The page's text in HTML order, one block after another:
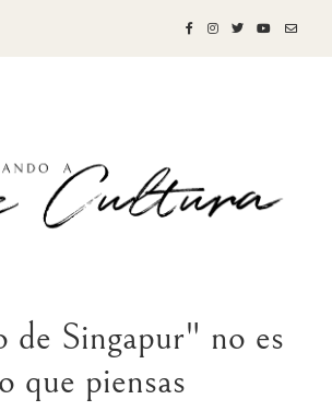
de Singapur" no es
que piensas